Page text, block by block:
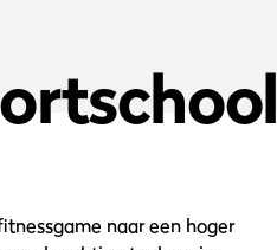
Groepslessen
naar een hoger